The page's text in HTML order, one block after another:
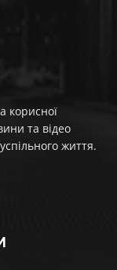
корисної
та відео
життя.